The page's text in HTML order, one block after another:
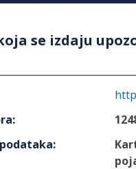
se izdaju
:
: